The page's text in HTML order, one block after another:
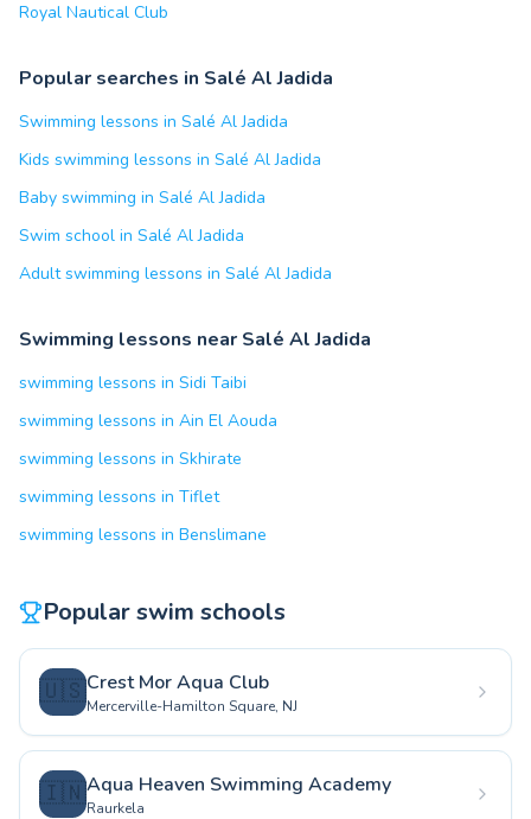
Royal Nautical Club
Popular searches in Salé Al Jadida
Swimming lessons in Salé Al Jadida
Kids swimming lessons in Salé Al Jadida
Baby swimming in Salé Al Jadida
Swim school in Salé Al Jadida
Adult swimming lessons in Salé Al Jadida
Swimming lessons near Salé Al Jadida
swimming lessons in Sidi Taibi
swimming lessons in Ain El Aouda
swimming lessons in Skhirate
swimming lessons in Tiflet
swimming lessons in Benslimane
Popular swim schools
🇺🇸Crest Mor Aqua Club
Mercerville-Hamilton Square, NJ
🇮🇳Aqua Heaven Swimming Academy
Raurkela